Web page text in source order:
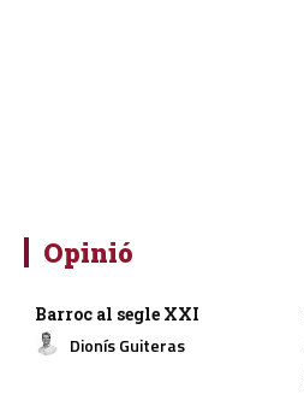
Opinió
Barroc al segle XXI
Dionís Guiteras